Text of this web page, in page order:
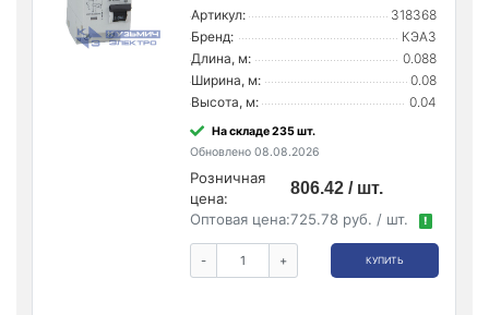
Артикул:
318368
Бренд:
КЭАЗ
Длина, м:
0.088
Ширина, м:
0.08
Высота, м:
0.04
На складе 235 шт.
Обновлено 08.08.2026
Розничная
цена:
806.42 / шт.
Оптовая цена:725.78 руб. / шт. !
- + КУПИТЬ